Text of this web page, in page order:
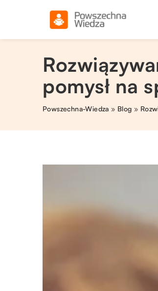
pomysł na
Powszechna-Wiedza » Blog »